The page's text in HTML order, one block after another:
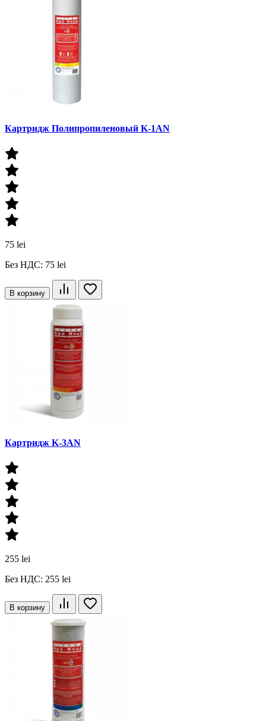
Картридж Полипропиленовый K-1AN
75 lei
Без НДС: 75 lei
В корзину
Картридж K-3AN
255 lei
Без НДС: 255 lei
В корзину